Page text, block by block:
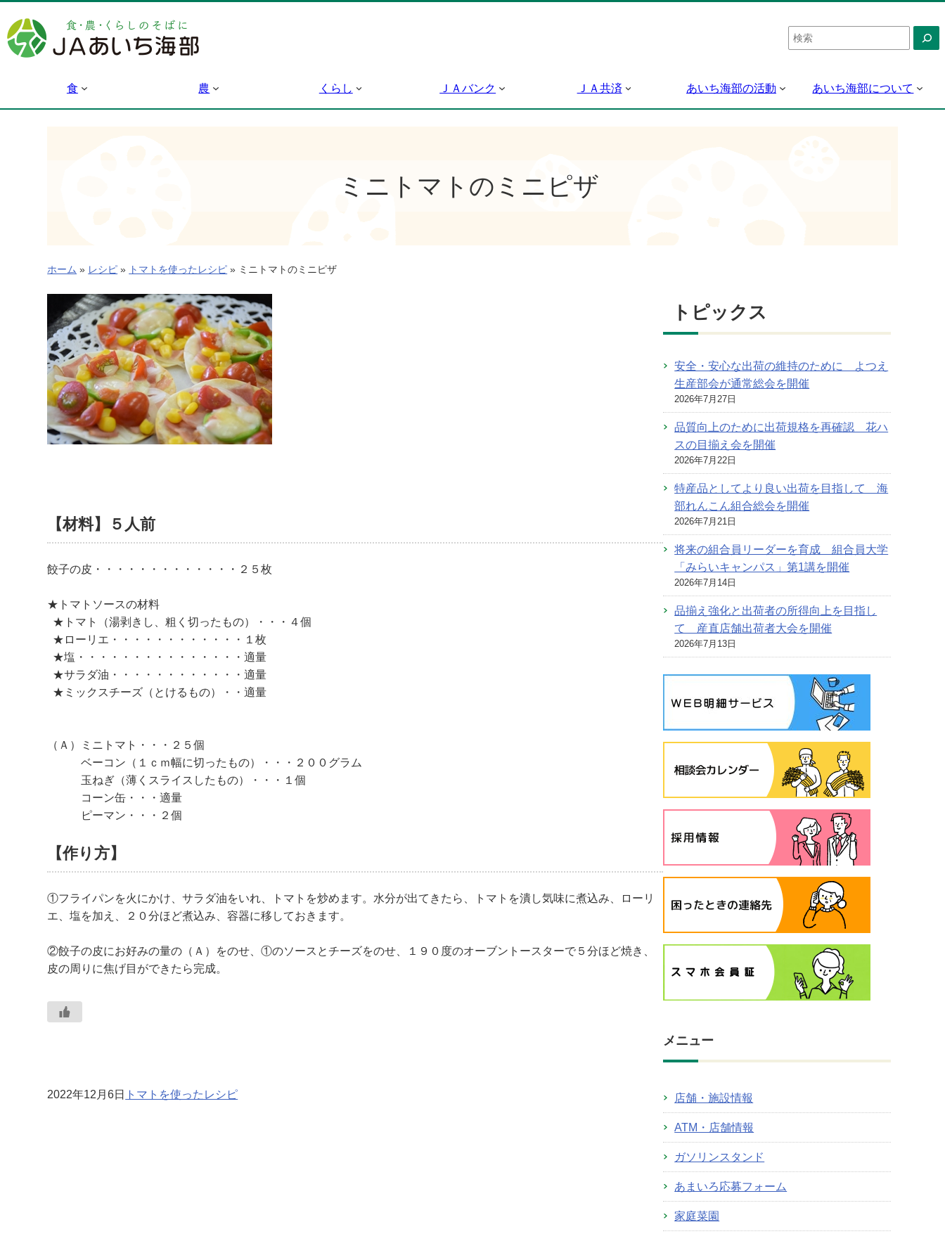
容
を
検
索
食 農 くらし ＪＡバンク ＪＡ共済 あいち海部の活動 あいち海部について
ミニトマトのミニピザ
ホーム » レシピ » トマトを使ったレシピ » ミニトマトのミニピザ
【材料】５人前
餃子の皮・・・・・・・・・・・・・２５枚
★トマトソースの材料
★トマト（湯剥きし、粗く切ったもの）・・・４個
★ローリエ・・・・・・・・・・・・１枚
★塩・・・・・・・・・・・・・・・適量
★サラダ油・・・・・・・・・・・・適量
★ミックスチーズ（とけるもの）・・適量
（Ａ）ミニトマト・・・２５個
ベーコン（１ｃｍ幅に切ったもの）・・・２００グラム
玉ねぎ（薄くスライスしたもの）・・・１個
コーン缶・・・適量
ピーマン・・・２個
【作り方】
①フライパンを火にかけ、サラダ油をいれ、トマトを炒めます。水分が出てきたら、トマトを潰し気味に煮込み、ローリ
エ、塩を加え、２０分ほど煮込み、容器に移しておきます。
②餃子の皮にお好みの量の（Ａ）をのせ、①のソースとチーズをのせ、１９０度のオーブントースターで５分ほど焼き、
皮の周りに焦げ目ができたら完成。
2022年12月6日 トマトを使ったレシピ
トピックス
安全・安心な出荷の維持のために よつえ
生産部会が通常総会を開催
2026年7月27日
品質向上のために出荷規格を再確認 花ハ
スの目揃え会を開催
2026年7月22日
特産品としてより良い出荷を目指して 海
部れんこん組合総会を開催
2026年7月21日
将来の組合員リーダーを育成 組合員大学
「みらいキャンパス」第1講を開催
2026年7月14日
品揃え強化と出荷者の所得向上を目指し
て 産直店舗出荷者大会を開催
2026年7月13日
メニュー
店舗・施設情報
ATM・店舗情報
ガソリンスタンド
あまいろ応募フォーム
家庭菜園